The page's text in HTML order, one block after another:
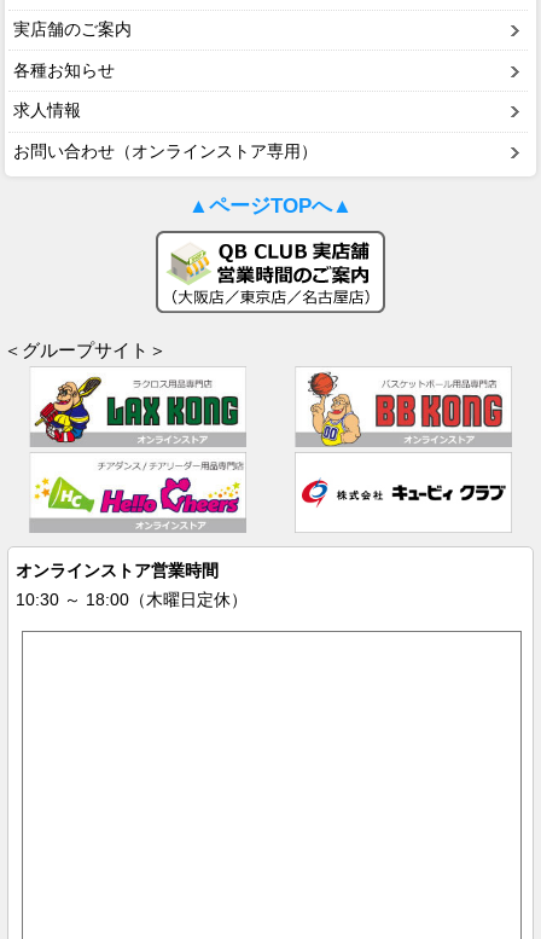
実店舗のご案内
各種お知らせ
求人情報
お問い合わせ（オンラインストア専用）
▲ページTOPへ▲
＜グループサイト＞
オンラインストア営業時間
10:30 ～ 18:00（木曜日定休）